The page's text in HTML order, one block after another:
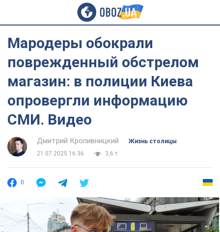
Мародеры обокрали
поврежденный обстрелом
магазин: в полиции Киева
опровергли информацию
СМИ. Видео
Дмитрий Кропивницкий
Жизнь столицы
21.07.2025 16:36
3,6 т.
0